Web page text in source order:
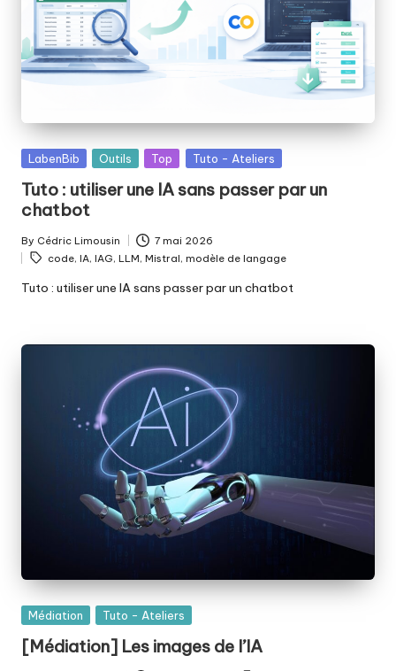
Posted
LabenBib Outils Top Tuto - Ateliers
Tuto : utiliser une IA sans passer par un
chatbot
Posted
by
By Cédric Limousin 7 mai 2026
Tags:
code, IA, IAG, LLM, Mistral, modèle de langage
Tuto : utiliser une IA sans passer par un chatbot
Posted
Médiation Tuto - Ateliers
[Médiation] Les images de l’IA